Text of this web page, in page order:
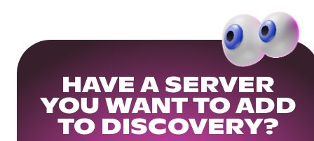
HAVE A SERVER
YOU WANT TO ADD
TO DISCOVERY?